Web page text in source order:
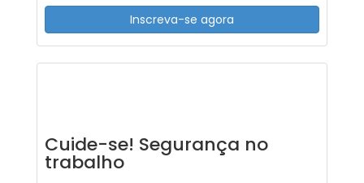
Inscreva-se agora
Cuide-se! Segurança no
trabalho